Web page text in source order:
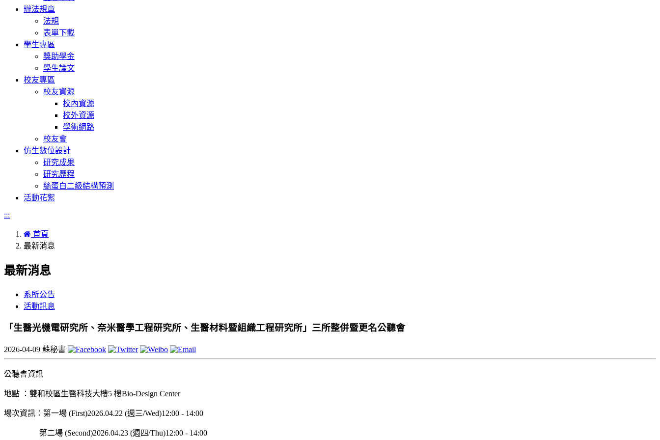
辦法規章
法規
表單下載
學生專區
獎助學金
學生論文
校友專區
校友資源
校內資源
校外資源
學術網路
校友會
仿生數位設計
研究成果
研究歷程
絲蛋白二級結構預測
活動花絮
:::
首頁
最新消息
最新消息
系所公告
活動訊息
「生醫光機電研究所、奈米醫學工程研究所、生醫材料暨組織工程研究所」三所整併暨更名公聽會
2026-04-09 蘇秘書
公聽會資訊
地點 ：雙和校區生醫科技大樓5 樓Bio-Design Center
場次資訊：第一場 (First)2026.04.22 (週三/Wed)12:00 - 14:00
第二場 (Second)2026.04.23 (週四/Thu)12:00 - 14:00